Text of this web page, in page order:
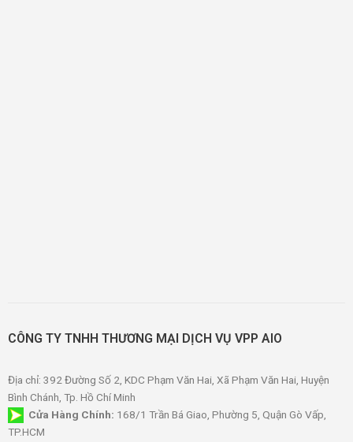
CÔNG TY TNHH THƯƠNG MẠI DỊCH VỤ VPP AIO
Địa chỉ: 392 Đường Số 2, KDC Phạm Văn Hai, Xã Phạm Văn Hai, Huyện
Bình Chánh, Tp. Hồ Chí Minh
Cửa Hàng Chính: 168/1 Trần Bá Giao, Phường 5, Quận Gò Vấp,
TP.HCM